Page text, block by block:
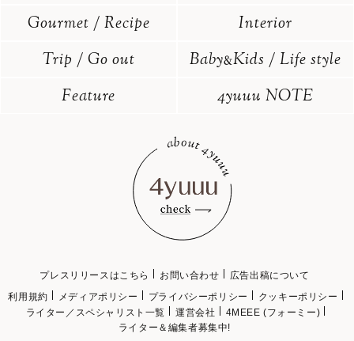
Gourmet / Recipe
Interior
Trip / Go out
Baby&Kids / Life style
Feature
4yuuu NOTE
プレスリリースはこちら お問い合わせ
広告出稿について
利用規約
メディアポリシー プライバシーポリシー
クッキーポリシー
ライター／スペシャリスト一覧
運営会社
4MEEE (フォーミー)
ライター＆編集者募集中!